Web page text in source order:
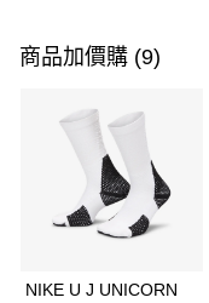
信用卡一次付款
3 期 0 利率 每期
合作金庫商業銀行
華南商業銀行
上海商業儲蓄銀行
Apple Pay
商品加價購 (9)
NIKE U J UNICORN